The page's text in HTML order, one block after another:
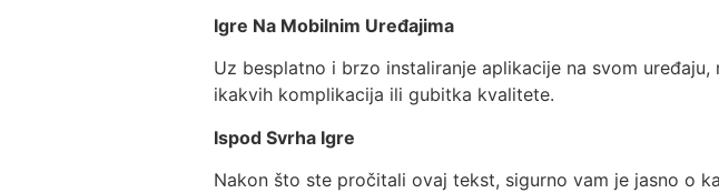
Igre Na Mobilnim Uređajima
Uz besplatno i brzo instaliranje aplikacije na svom
ikakvih komplikacija ili gubitka kvalitete.
Ispod Svrha Igre
Nakon što ste pročitali ovaj tekst, sigurno vam je jasno o